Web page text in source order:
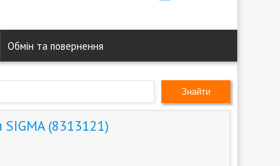
Обмін та повернення
Знайти
(8313121)